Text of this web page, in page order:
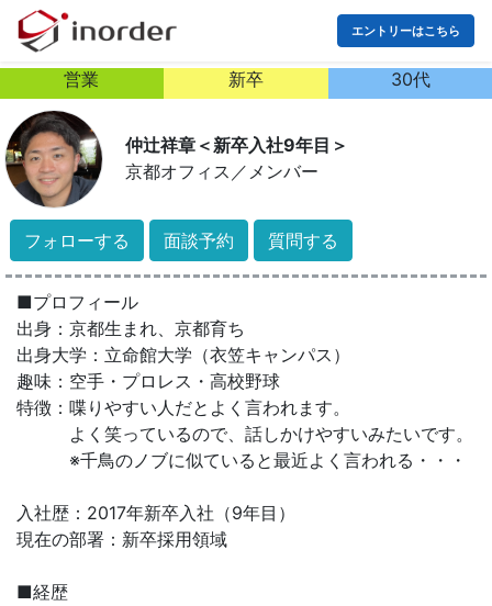
エントリーはこちら
営業 新卒 30代
仲辻祥章＜新卒入社9年目＞
京都オフィス ／ メンバー
フォローする 面談予約 質問する
■プロフィール
出身：京都生まれ、京都育ち
出身大学：立命館大学（衣笠キャンパス）
趣味：空手・プロレス・高校野球
特徴：喋りやすい人だとよく言われます。
よく笑っているので、話しかけやすいみたいです。
※千鳥のノブに似ていると最近よく言われる・・・
入社歴：2017年新卒入社（9年目）
現在の部署：新卒採用領域
■経歴